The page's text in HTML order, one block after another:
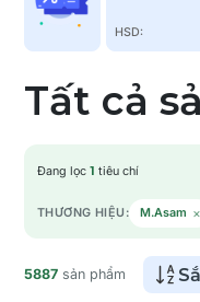
HSD:
Tất cả
Đang lọc 1 tiêu chí
THƯƠNG HIỆU: M.Asam ×
5887 sản phẩm